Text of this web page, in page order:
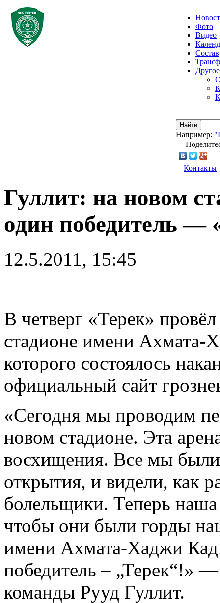
Фото
Видео
Состав
Другое
Найти
Например:
Контакты
Гуллит: на новом
один победитель —
12.5.2011, 15:45
В четверг «Терек»
стадионе имени Ахмата-
которого состоялось
официальный сайт
«Сегодня мы проводим
новом стадионе. Эта
восхищения. Все мы
открытия, и видели, как
болельщики. Теперь наша
чтобы они были горды
имени Ахмата-Хаджи
победитель – „Терек“!»
команды Рууд Гуллит.